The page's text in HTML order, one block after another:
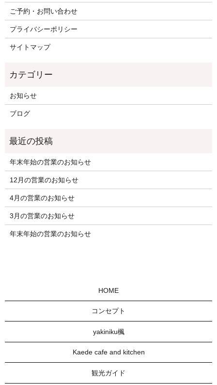
ご予約・お問い合わせ
プライバシーポリシー
サイトマップ
お知らせ
ブログ
年末年始の営業のお知らせ
12月の営業のお知らせ
4月の営業のお知らせ
3月の営業のお知らせ
年末年始の営業のお知らせ
HOME
コンセプト
yakiniku楓
Kaede cafe and kitchen
観光ガイド